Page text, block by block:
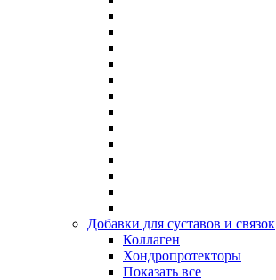
Добавки для суставов и связок
Коллаген
Хондропротекторы
Показать все